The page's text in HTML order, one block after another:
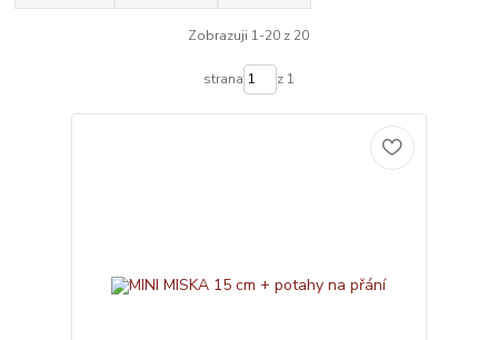
Zobrazuji 1-20 z 20
strana z 1